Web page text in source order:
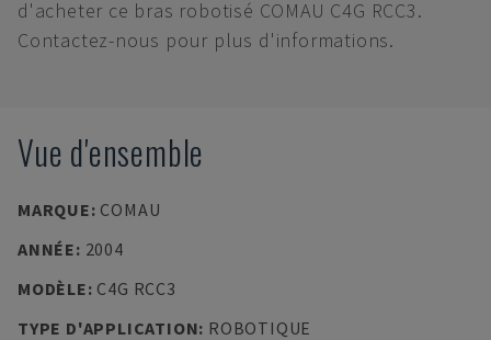
d'acheter ce bras robotisé COMAU C4G RCC3.
Contactez-nous pour plus d'informations.
Vue d'ensemble
MARQUE: COMAU
ANNÉE: 2004
MODÈLE: C4G RCC3
TYPE D'APPLICATION: ROBOTIQUE